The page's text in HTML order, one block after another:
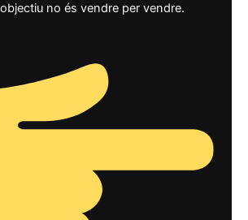
no és vendre per vendre.